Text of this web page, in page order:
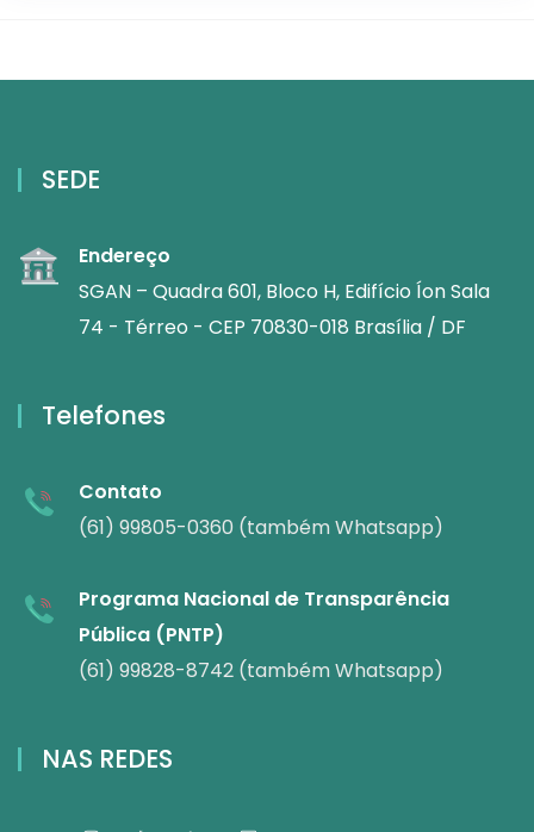
SEDE
Endereço
SGAN – Quadra 601, Bloco H, Edifício Íon Sala
74 - Térreo - CEP 70830-018 Brasília / DF
Telefones
Contato
(61) 99805-0360 (também Whatsapp)
Programa Nacional de Transparência
Pública (PNTP)
(61) 99828-8742 (também Whatsapp)
NAS REDES